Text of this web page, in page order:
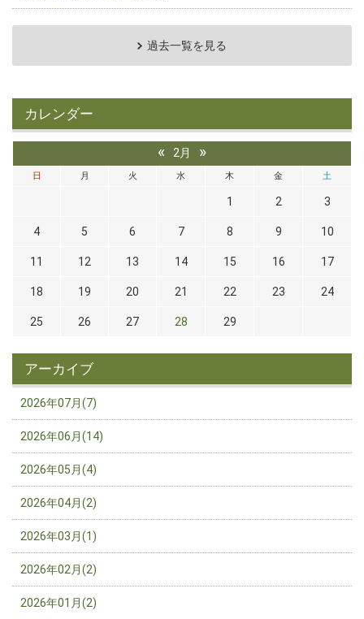
過去一覧を見る
カレンダー
« 2月 »
日 月 火 水 木 金 土
1 2 3
4 5 6 7 8 9 10
11 12 13 14 15 16 17
18 19 20 21 22 23 24
25 26 27 28 29
アーカイブ
2026年07月(7)
2026年06月(14)
2026年05月(4)
2026年04月(2)
2026年03月(1)
2026年02月(2)
2026年01月(2)